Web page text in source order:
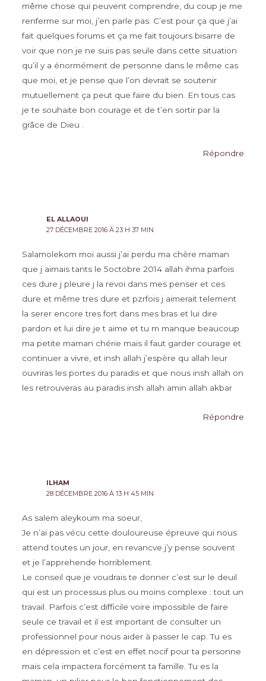
même chose qui peuvent comprendre, du coup je me
renferme sur moi, j’en parle pas. C’est pour ça que j’ai
fait quelques forums et ça me fait toujours bisarre de
voir que non je ne suis pas seule dans cette situation
qu’il y a énormément de personne dans le même cas
que moi, et je pense que l’on devrait se soutenir
mutuellement ça peut que faire du bien. En tous cas
je te souhaite bon courage et de t’en sortir par la
grâce de Dieu .
Répondre
EL ALLAOUI
27 DÉCEMBRE 2016 À 23 H 37 MIN
Salamolekom moi aussi j’ai perdu ma chère maman
que j aimais tants le 5octobre 2014 allah ihma parfois
ces dure j pleure j la revoi dans mes penser et ces
dure et même tres dure et pzrfois j aimerait telement
la serer encore tres fort dans mes bras et lui dire
pardon et lui dire je t aime et tu m manque beaucoup
ma petite maman chérie mais il faut garder courage et
continuer a vivre, et insh allah j’espère qu allah leur
ouvriras les portes du paradis et que nous insh allah on
les retrouveras au paradis insh allah amin allah akbar
Répondre
ILHAM
28 DÉCEMBRE 2016 À 13 H 45 MIN
As salem aleykoum ma soeur,
Je n’ai pas vécu cette douloureuse épreuve qui nous
attend toutes un jour, en revancve j’y pense souvent
et je l’apprehende horriblement.
Le conseil que je voudrais te donner c’est sur le deuil
qui est un processus plus ou moins complexe : tout un
travail. Parfois c’est difficile voire impossible de faire
seule ce travail et il est important de consulter un
professionnel pour nous aider à passer le cap. Tu es
en dépression et c’est en effet nocif pour ta personne
mais cela impactera forcément ta famille. Tu es la